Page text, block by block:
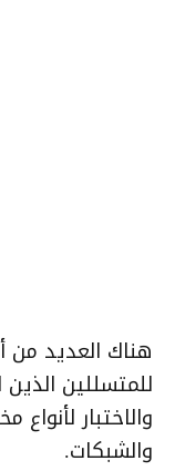
هناك العديد من
للمتسللين
والاختبار
والشبكات.